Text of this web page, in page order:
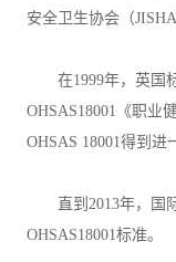
安全卫生协会（
在1999年，英国
OHSAS18001《职业
OHSAS 18001得到进
直到2013年，
OHSAS18001标准。